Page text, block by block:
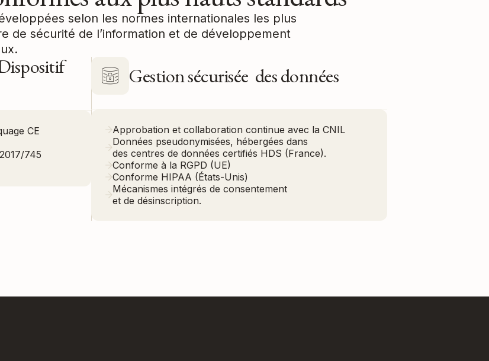
selon les normes internationales les plus
de sécurité de l’information et de développement
CE
745
Gestion sécurisée des données
Approbation et collaboration continue avec la CNIL
Données pseudonymisées, hébergées dans
des centres de données certifiés HDS (France).
Conforme à la RGPD (UE)
Conforme HIPAA (États-Unis)
Mécanismes intégrés de consentement
et de désinscription.